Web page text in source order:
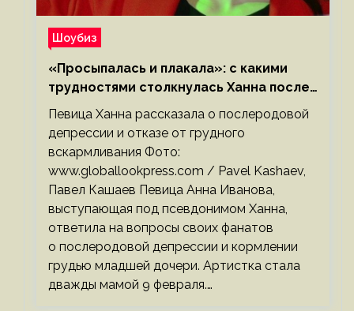
Шоубиз
«Просыпалась и плакала»: с какими
трудностями столкнулась Ханна после
родов
Певица Ханна рассказала о послеродовой
депрессии и отказе от грудного
вскармливания Фото:
www.globallookpress.com / Pavel Kashaev,
Павел Кашаев Певица Анна Иванова,
выступающая под псевдонимом Ханна,
ответила на вопросы своих фанатов
о послеродовой депрессии и кормлении
грудью младшей дочери. Артистка стала
дважды мамой 9 февраля.…